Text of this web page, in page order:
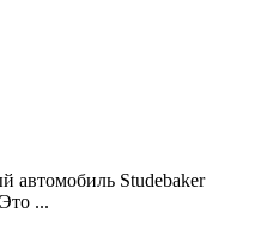
автомобиль Studebaker
...